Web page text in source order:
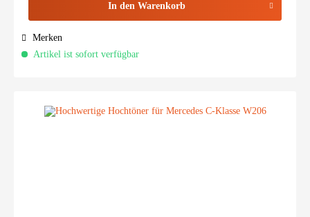
In den Warenkorb
Merken
Artikel ist sofort verfügbar